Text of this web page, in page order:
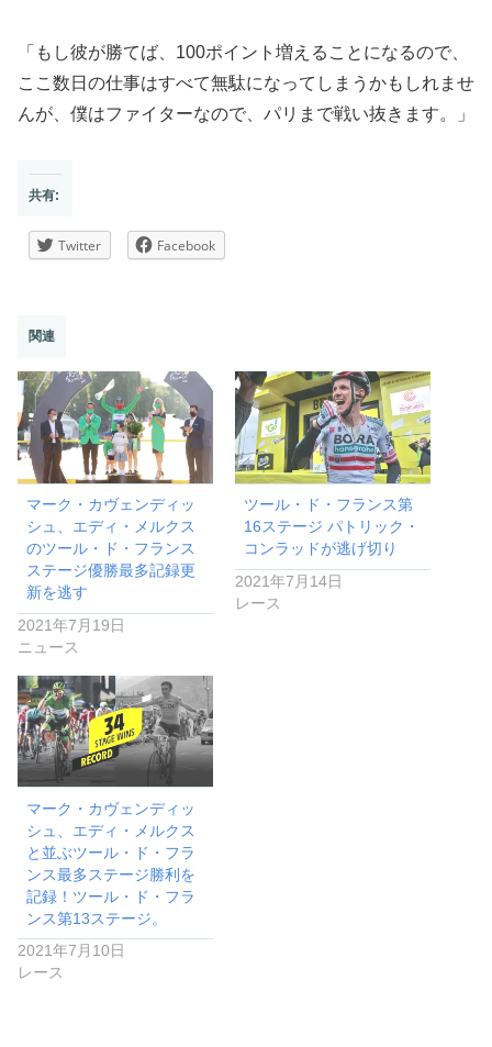
「もし彼が勝てば、100ポイント増えることになるので、
ここ数日の仕事はすべて無駄になってしまうかもしれませ
んが、僕はファイターなので、パリまで戦い抜きます。」
共有:
Twitter Facebook
関連
マーク・カヴェンディッ
シュ、エディ・メルクス
のツール・ド・フランス
ステージ優勝最多記録更
新を逃す
2021年7月19日
ニュース
ツール・ド・フランス第
16ステージ パトリック・
コンラッドが逃げ切り
2021年7月14日
レース
マーク・カヴェンディッ
シュ、エディ・メルクス
と並ぶツール・ド・フラ
ンス最多ステージ勝利を
記録！ツール・ド・フラ
ンス第13ステージ。
2021年7月10日
レース